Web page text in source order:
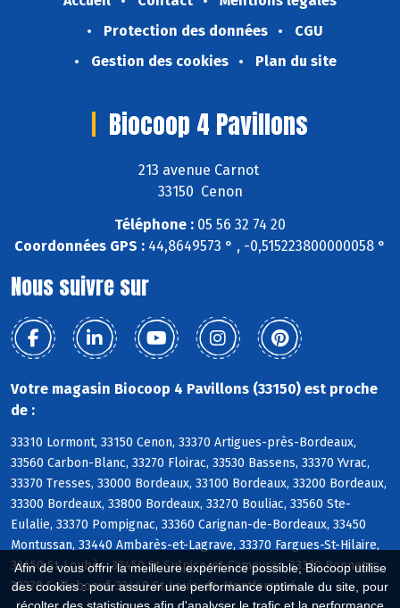
Afin de vous offrir la meilleure expérience possible, Biocoop utilise
des cookies : pour assurer une performance optimale du site, pour
Protection des données
CGU
Gestion des cookies
Plan du site
Biocoop 4 Pavillons
213 avenue Carnot
33150 Cenon
Téléphone : 05 56 32 74 20
Coordonnées GPS : 44,8649573 ° , -0,515223800000058 °
Nous suivre sur
Votre magasin Biocoop 4 Pavillons (33150) est proche
de :
33310 Lormont, 33150 Cenon, 33370 Artigues-près-Bordeaux,
33560 Carbon-Blanc, 33270 Floirac, 33530 Bassens, 33370 Yvrac,
33370 Tresses, 33000 Bordeaux, 33100 Bordeaux, 33200 Bordeaux,
33300 Bordeaux, 33800 Bordeaux, 33270 Bouliac, 33560 Ste-
Eulalie, 33370 Pompignac, 33360 Carignan-de-Bordeaux, 33450
Montussan, 33440 Ambarès-et-Lagrave, 33370 Fargues-St-Hilaire,
33450 St-Loubès, 33450 St-Sulpice-et-Cameyrac, 33370 Bonnetan,
33370 Salleboeuf, 33440 St-Louis-de-Montferrand